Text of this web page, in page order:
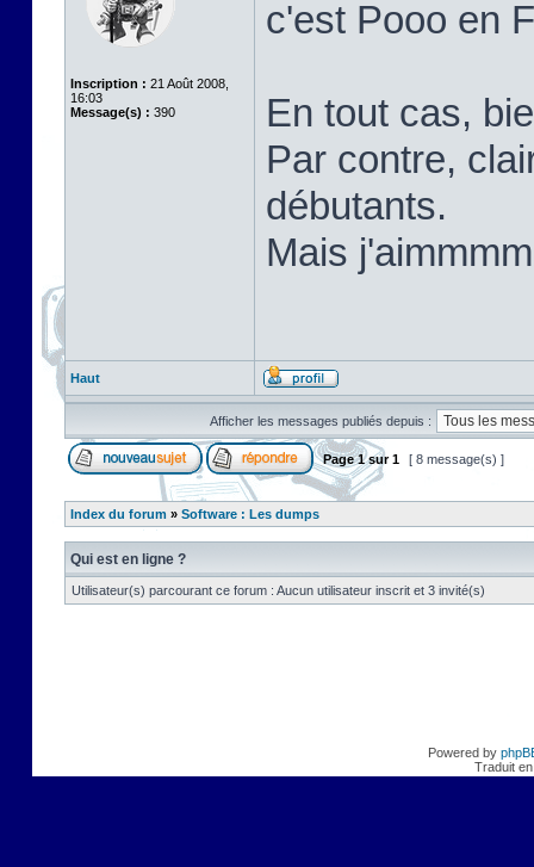
Inscription : 21 Août 2008,
16:03
Message(s) : 390
c'est Pooo en
En tout cas,
Par contre,
débutants.
Mais
Haut
Afficher les messages publiés depuis :
Page1sur1 [ 8 message(s) ]
Index du forum » Software : Les dumps
Qui est en ligne ?
Utilisateur(s) parcourant ce forum : Aucun utilisateur inscrit et 3 invité(s)
Powered by
Traduit